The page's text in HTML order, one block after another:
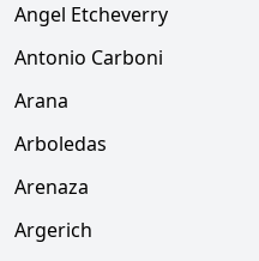
Angel Etcheverry
Antonio Carboni
Arana
Arboledas
Arenaza
Argerich